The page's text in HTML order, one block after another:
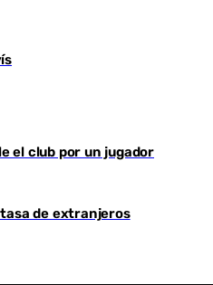
el club por un jugador
tasa de extranjeros